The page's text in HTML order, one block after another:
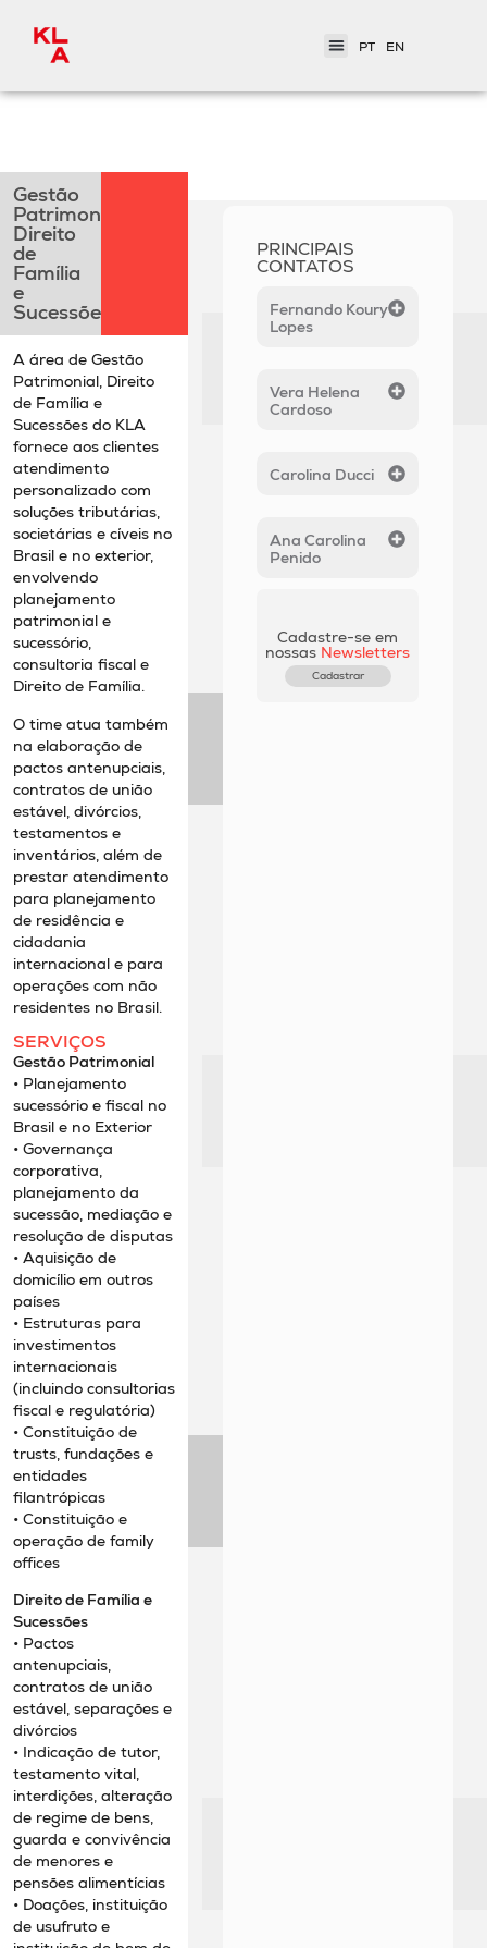
PT EN
Gestão
Patrimonial,
Direito
de
Família
e
Sucessões
A área de Gestão
Patrimonial, Direito
de Família e
Sucessões do KLA
fornece aos clientes
atendimento
personalizado com
soluções tributárias,
societárias e cíveis no
Brasil e no exterior,
envolvendo
planejamento
patrimonial e
sucessório,
consultoria fiscal e
Direito de Família.
O time atua também
na elaboração de
pactos antenupciais,
contratos de união
estável, divórcios,
testamentos e
inventários, além de
prestar atendimento
para planejamento
de residência e
cidadania
internacional e para
operações com não
residentes no Brasil.
SERVIÇOS
Gestão Patrimonial
• Planejamento
sucessório e fiscal no
Brasil e no Exterior
• Governança
corporativa,
planejamento da
sucessão, mediação e
resolução de disputas
• Aquisição de
domicílio em outros
países
• Estruturas para
investimentos
internacionais
(incluindo consultorias
fiscal e regulatória)
• Constituição de
trusts, fundações e
entidades
filantrópicas
• Constituição e
operação de family
offices
Direito de Família e
Sucessões
• Pactos
antenupciais,
contratos de união
estável, separações e
divórcios
• Indicação de tutor,
testamento vital,
interdições, alteração
de regime de bens,
guarda e convivência
de menores e
pensões alimentícias
• Doações, instituição
de usufruto e
PRINCIPAIS
CONTATOS
Fernando Koury
Lopes
Vera Helena
Cardoso
Carolina Ducci
Ana Carolina
Penido
Cadastre-se em
nossas Newsletters
Cadastrar